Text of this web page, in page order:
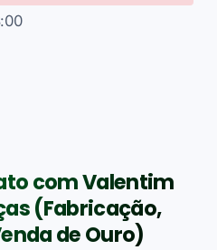
com Valentim
(Fabricação,
de Ouro)